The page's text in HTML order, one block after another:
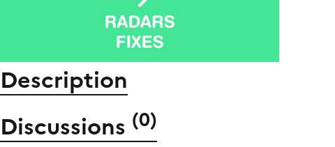
Description
Discussions (0)